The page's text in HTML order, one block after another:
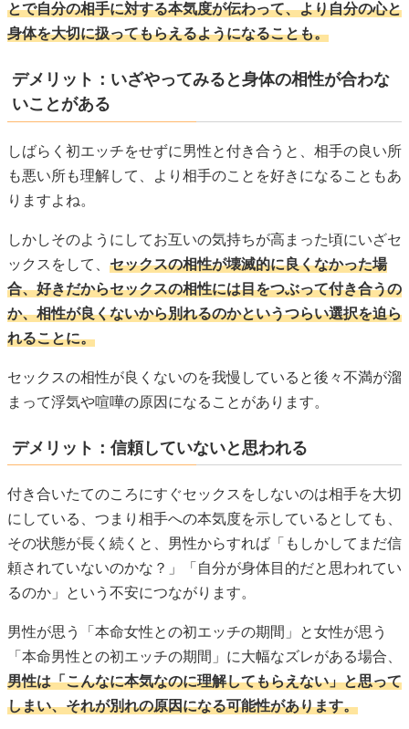
とで自分の相手に対する本気度が伝わって、より自分の心と
身体を大切に扱ってもらえるようになることも。
デメリット：いざやってみると身体の相性が合わな
いことがある
しばらく初エッチをせずに男性と付き合うと、相手の良い所
も悪い所も理解して、より相手のことを好きになることもあ
りますよね。
しかしそのようにしてお互いの気持ちが高まった頃にいざセ
ックスをして、 セックスの相性が壊滅的に良くなかった場
合、好きだからセックスの相性には目をつぶって付き合うの
か、相性が良くないから別れるのかというつらい選択を迫ら
れることに。
セックスの相性が良くないのを我慢していると後々不満が溜
まって浮気や喧嘩の原因になることがあります。
デメリット：信頼していないと思われる
付き合いたてのころにすぐセックスをしないのは相手を大切
にしている、つまり相手への本気度を示しているとしても、
その状態が長く続くと、男性からすれば「もしかしてまだ信
頼されていないのかな？」「自分が身体目的だと思われてい
るのか」という不安につながります。
男性が思う「本命女性との初エッチの期間」と女性が思う
「本命男性との初エッチの期間」に大幅なズレがある場合、
男性は「こんなに本気なのに理解してもらえない」と思って
しまい、それが別れの原因になる可能性があります。